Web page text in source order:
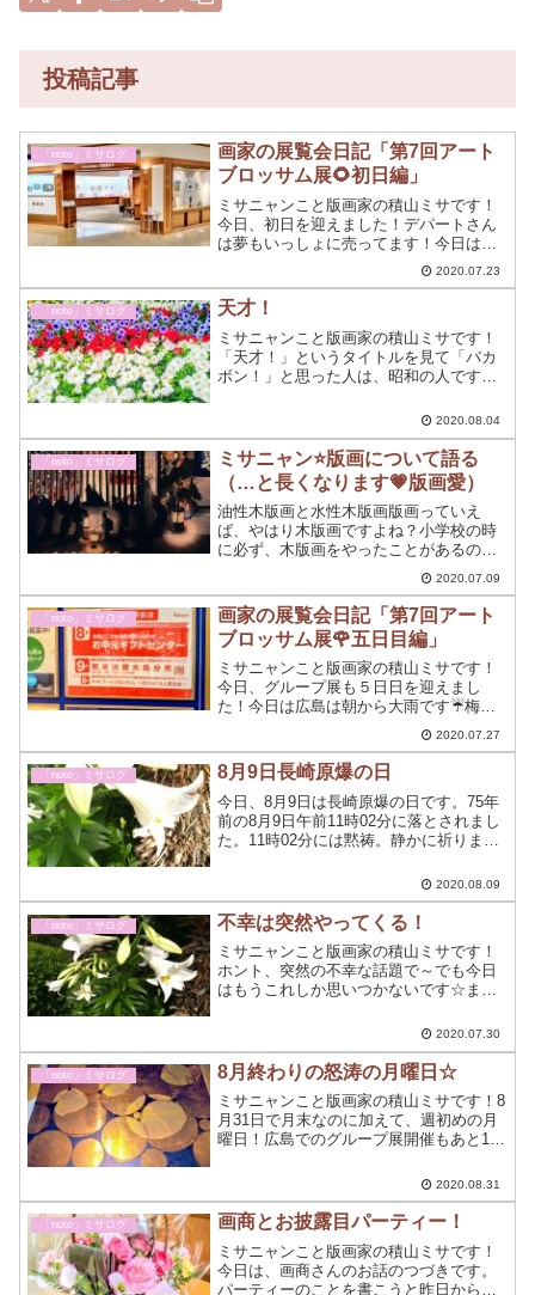
投稿記事
「noto」ミサログ
画家の展覧会日記「第7回アート
ブロッサム展🌻初日編」
ミサニャンこと版画家の積山ミサです！
今日、初日を迎えました！デパートさん
は夢もいっしょに売ってます！今日は、
福屋広島駅前店6階ギャラリークリエイト
での初日でした。ギャラリーでの今日の1
日をちょっと書いてみようと思う。
2020.07.23
「noto」ミサログ 天才！
ミサニャンこと版画家の積山ミサです！
「天才！」というタイトルを見て「バカ
ボン！」と思った人は、昭和の人です～
～🙇とっくに、42歳の春は超えています
では、ほんとに現...
2020.08.04
「noto」ミサログ
ミサニャン⭐版画について語る
（…と長くなります💗版画愛）
油性木版画と水性木版画版画っていえ
ば、やはり木版画ですよね？小学校の時
に必ず、木版画をやったことがあるので
は！日本人ならではの版画である、「浮
世絵」も有名ですね～小学校の時に、甚
五郎の彫刻刀で版木を彫ったりしました
よね～。
2020.07.09
「noto」ミサログ
画家の展覧会日記「第7回アート
ブロッサム展🌹五日目編」
ミサニャンこと版画家の積山ミサです！
今日、グループ展も５日日を迎えまし
た！今日は広島は朝から大雨です☔梅雨
はまだ明けてないですよね？４連休明け
の月曜日ギャラリーでは「密」にならず
に、適切な対応を心がけております！
2020.07.27
「noto」ミサログ 8月9日長崎原爆の日
今日、8月9日は長崎原爆の日です。75年
前の8月9日午前11時02分に落とされまし
た。11時02分には黙祷。静かに祈りま
2020.08.09
「noto」ミサログ 不幸は突然やってくる！
ミサニャンこと版画家の積山ミサです！
ホント、突然の不幸な話題で～でも今日
はもうこれしか思いつかないです☆ま
2020.07.30
「noto」ミサログ 8月終わりの怒涛の月曜日☆
ミサニャンこと版画家の積山ミサです！8
月31日で月末なのに加えて、週初めの月
曜日！広島でのグループ展開催もあと19
2020.08.31
「noto」ミサログ 画商とお披露目パーティー！
ミサニャンこと版画家の積山ミサです！
今日は、画商さんのお話のつづきです。
パーティーのことを書こうと昨日から張